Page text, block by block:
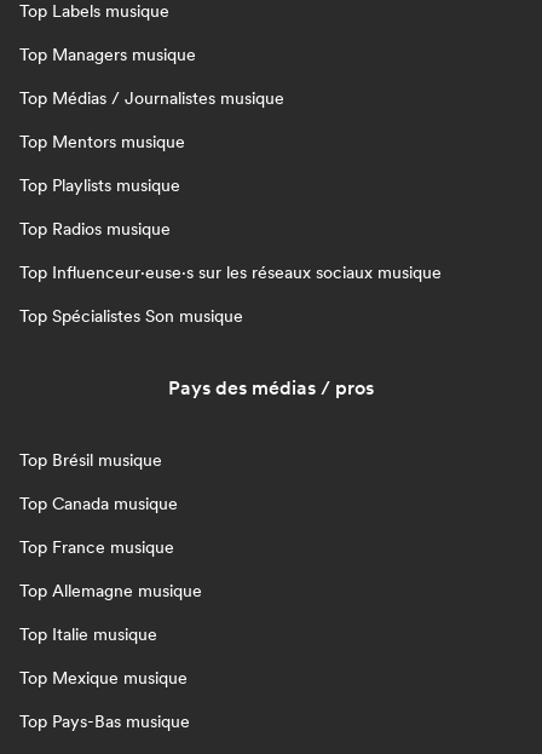
Top Labels musique
Top Managers musique
Top Médias / Journalistes musique
Top Mentors musique
Top Playlists musique
Top Radios musique
Top Influenceur·euse·s sur les réseaux sociaux musique
Top Spécialistes Son musique
Pays des médias / pros
Top Brésil musique
Top Canada musique
Top France musique
Top Allemagne musique
Top Italie musique
Top Mexique musique
Top Pays-Bas musique